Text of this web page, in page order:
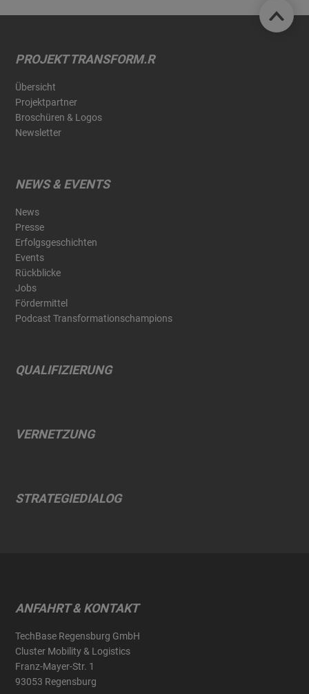
PROJEKT TRANSFORM.R
Übersicht
Projektpartner
Broschüren & Logos
Newsletter
NEWS & EVENTS
News
Presse
Erfolgsgeschichten
Events
Rückblicke
Jobs
Fördermittel
Podcast Transformationschampions
QUALIFIZIERUNG
VERNETZUNG
STRATEGIEDIALOG
ANFAHRT & KONTAKT
TechBase Regensburg GmbH
Cluster Mobility & Logistics
Franz-Mayer-Str. 1
93053 Regensburg